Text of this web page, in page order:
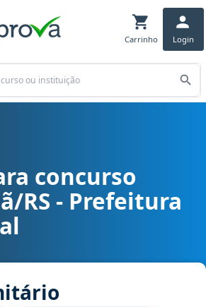
Carrinho Login
RS - Prefeitura Municipal cargo
concurso
RS - Prefeitura